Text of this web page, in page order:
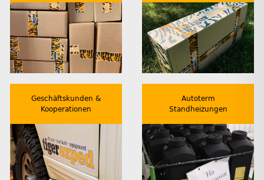
Geschäftskunden &
Kooperationen
Autoterm
Standheizungen